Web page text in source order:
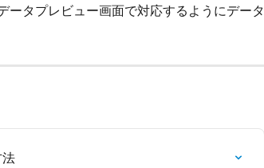
ータプレビュー画面で対応するようにデータ